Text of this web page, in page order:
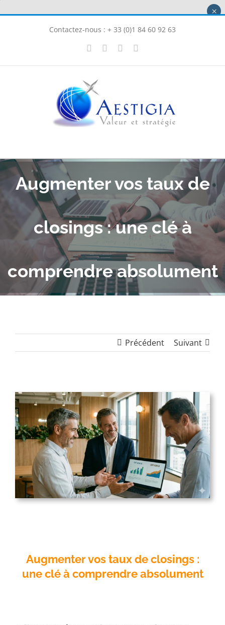
Contactez-nous : + 33 (0)1 84 60 92 63
LinkedInInstagram
Augmenter vos taux de
closings : une clé à
comprendre absolument
Précédent Suivant
Augmenter vos taux de closings :
une clé à comprendre absolument
×